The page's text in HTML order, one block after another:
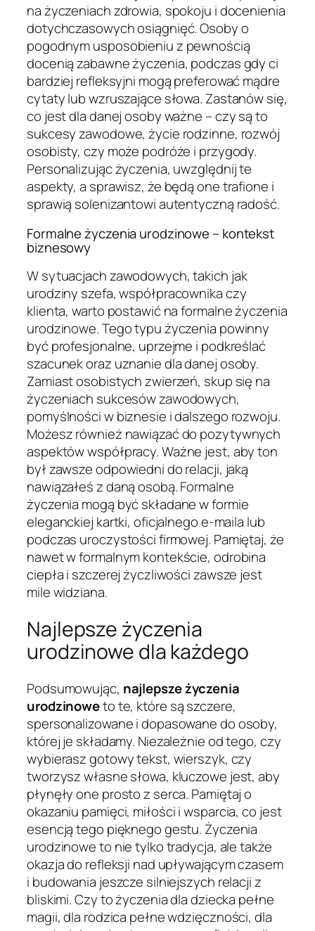
na życzeniach zdrowia, spokoju i docenienia
dotychczasowych osiągnięć. Osoby o
pogodnym usposobieniu z pewnością
docenią zabawne życzenia, podczas gdy ci
bardziej refleksyjni mogą preferować mądre
cytaty lub wzruszające słowa. Zastanów się,
co jest dla danej osoby ważne – czy są to
sukcesy zawodowe, życie rodzinne, rozwój
osobisty, czy może podróże i przygody.
Personalizując życzenia, uwzględnij te
aspekty, a sprawisz, że będą one trafione i
sprawią solenizantowi autentyczną radość.
Formalne życzenia urodzinowe – kontekst
biznesowy
W sytuacjach zawodowych, takich jak
urodziny szefa, współpracownika czy
klienta, warto postawić na formalne życzenia
urodzinowe. Tego typu życzenia powinny
być profesjonalne, uprzejme i podkreślać
szacunek oraz uznanie dla danej osoby.
Zamiast osobistych zwierzeń, skup się na
życzeniach sukcesów zawodowych,
pomyślności w biznesie i dalszego rozwoju.
Możesz również nawiązać do pozytywnych
aspektów współpracy. Ważne jest, aby ton
był zawsze odpowiedni do relacji, jaką
nawiązałeś z daną osobą. Formalne
życzenia mogą być składane w formie
eleganckiej kartki, oficjalnego e-maila lub
podczas uroczystości firmowej. Pamiętaj, że
nawet w formalnym kontekście, odrobina
ciepła i szczerej życzliwości zawsze jest
mile widziana.
Najlepsze życzenia
urodzinowe dla każdego
Podsumowując, najlepsze życzenia
urodzinoweto te, które są szczere,
spersonalizowane i dopasowane do osoby,
której je składamy. Niezależnie od tego, czy
wybierasz gotowy tekst, wierszyk, czy
tworzysz własne słowa, kluczowe jest, aby
płynęły one prosto z serca. Pamiętaj o
okazaniu pamięci, miłości i wsparcia, co jest
esencją tego pięknego gestu. Życzenia
urodzinowe to nie tylko tradycja, ale także
okazja do refleksji nad upływającym czasem
i budowania jeszcze silniejszych relacji z
bliskimi. Czy to życzenia dla dziecka pełne
magii, dla rodzica pełne wdzięczności, dla